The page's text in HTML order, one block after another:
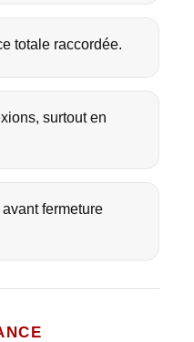
totale raccordée.
surtout en
fermeture